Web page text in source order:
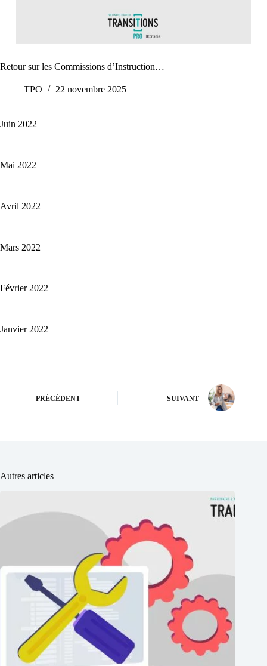
Retour sur les Commissions d’Instruction…
TPO 22 novembre 2025
Juin 2022
Mai 2022
Avril 2022
Mars 2022
Février 2022
Janvier 2022
PRÉCÉDENT SUIVANT
Autres articles